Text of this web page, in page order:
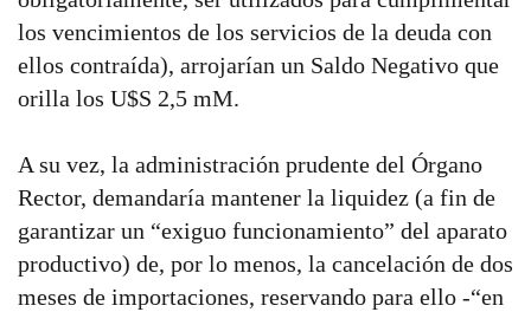
los vencimientos de los servicios de la deuda con
ellos contraída), arrojarían un Saldo Negativo que
orilla los U$S 2,5 mM.
A su vez, la administración prudente del Órgano
Rector, demandaría mantener la liquidez (a fin de
garantizar un “exiguo funcionamiento” del aparato
productivo) de, por lo menos, la cancelación de dos
meses de importaciones, reservando para ello -“en